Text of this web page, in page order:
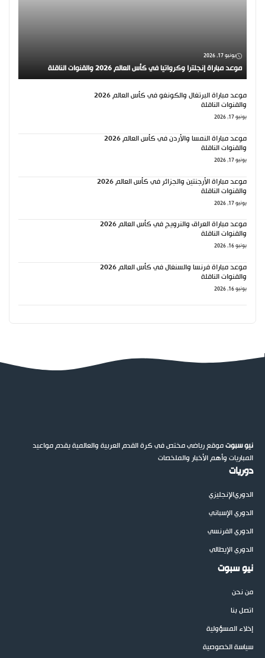
يونيو 17, 2026
موعد مباراة إنجلترا وكرواتيا في كأس العالم 2026 والقنوات الناقلة
موعد مباراة البرتغال والكونغو في كأس العالم 2026
والقنوات الناقلة
يونيو 17, 2026
موعد مباراة النمسا والأردن في كأس العالم 2026
والقنوات الناقلة
يونيو 17, 2026
موعد مباراة الأرجنتين والجزائر في كأس العالم 2026
والقنوات الناقلة
يونيو 17, 2026
موعد مباراة العراق والنرويج في كأس العالم 2026
والقنوات الناقلة
يونيو 16, 2026
موعد مباراة فرنسا والسنغال في كأس العالم 2026
والقنوات الناقلة
يونيو 16, 2026
نيو سبوتموقع رياضي مختص في كرة القدم العربية والعالمية يقدم مواعيد
المباريات وأهم الأخبار والملخصات
دوريات
الدوريالإنجليزي
الدوري الإسباني
الدوري الفرنسي
الدوري الإيطالي
نيو سبوت
من نحن
اتصل بنا
إخلاء المسؤولية
سياسة الخصوصية